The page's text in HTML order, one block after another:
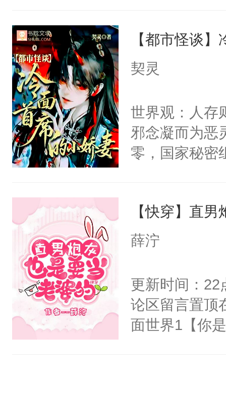
小白莲：“嘤
胡说，我没碰
不愧是大佬，
悉，嗷？这不
可以先看仙帝
人，最终坐上
病，一个个
上了还是无动
间变脸背叛他
的恶事他都对
一个权力滔天
右男主又报
他说：【您
年，存活下
再说一遍。】
【都市怪谈
契灵
世界观：人存
邪念凝而为恶
零，国家秘密
子嗣）。盘
孤独成性，被
嘴硬心软、宠
他才发现：他
氓，本体是全
来想逗逗人类
【快穿】直
薛泞
更新时间：22
论区留言置顶
面世界1【你